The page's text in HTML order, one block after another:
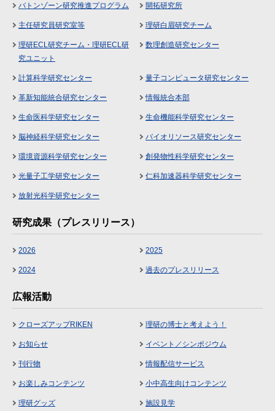
バトンゾーン研究推進プログラム 開拓研究所
主任研究員研究室等 理研白眉研究チーム
理研ECL研究チーム・理研ECL研
究ユニット
数理創造研究センター
計算科学研究センター 量子コンピュータ研究センター
革新知能統合研究センター 情報統合本部
生命医科学研究センター 生命機能科学研究センター
脳神経科学研究センター バイオリソース研究センター
環境資源科学研究センター 創発物性科学研究センター
光量子工学研究センター 仁科加速器科学研究センター
放射光科学研究センター
研究成果（プレスリリース）
2026 2025
2024 過去のプレスリリース
広報活動
クローズアップRIKEN 理研の博士と考えよう！
お知らせ イベント／シンポジウム
刊行物 情報配信サービス
お楽しみコンテンツ 小中高生向けコンテンツ
理研グッズ 施設見学